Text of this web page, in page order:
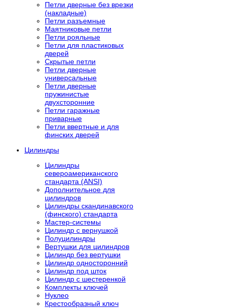
Петли дверные без врезки
(накладные)
Петли разъемные
Маятниковые петли
Петли рояльные
Петли для пластиковых
дверей
Скрытые петли
Петли дверные
универсальные
Петли дверные
пружинистые
двухсторонние
Петли гаражные
приварные
Петли ввертные и для
финских дверей
Цилиндры
Цилиндры
североамериканского
стандарта (ANSI)
Дополнительное для
цилиндров
Цилиндры скандинавского
(финского) стандарта
Мастер-системы
Цилиндр с вернушкой
Полуцилиндры
Вертушки для цилиндров
Цилиндр без вертушки
Цилиндр односторонний
Цилиндр под шток
Цилиндр с шестеренкой
Комплекты ключей
Нуклео
Крестообразный ключ